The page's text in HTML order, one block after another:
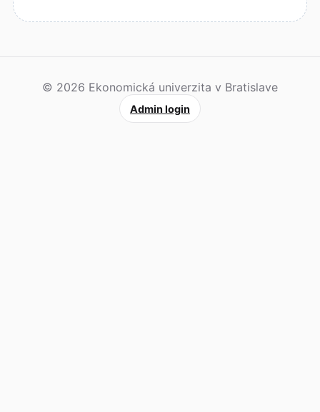
© 2026 Ekonomická univerzita v Bratislave
Admin login